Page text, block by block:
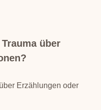
über
Erzählungen oder